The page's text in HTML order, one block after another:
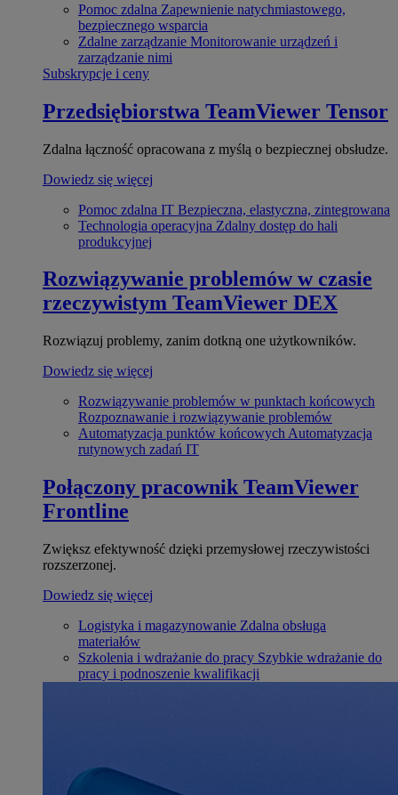
Pomoc zdalna Zapewnienie natychmiastowego,
bezpiecznego wsparcia
Zdalne zarządzanie Monitorowanie urządzeń i
zarządzanie nimi
Subskrypcje i ceny
Przedsiębiorstwa TeamViewer Tensor
Zdalna łączność opracowana z myślą o bezpiecznej obsłudze.
Dowiedz się więcej
Pomoc zdalna IT Bezpieczna, elastyczna, zintegrowana
Technologia operacyjna Zdalny dostęp do hali
produkcyjnej
Rozwiązywanie problemów w czasie
rzeczywistym TeamViewer DEX
Rozwiązuj problemy, zanim dotkną one użytkowników.
Dowiedz się więcej
Rozwiązywanie problemów w punktach końcowych
Rozpoznawanie i rozwiązywanie problemów
Automatyzacja punktów końcowych Automatyzacja
rutynowych zadań IT
Połączony pracownik TeamViewer
Frontline
Zwiększ efektywność dzięki przemysłowej rzeczywistości
rozszerzonej.
Dowiedz się więcej
Logistyka i magazynowanie Zdalna obsługa
materiałów
Szkolenia i wdrażanie do pracy Szybkie wdrażanie do
pracy i podnoszenie kwalifikacji